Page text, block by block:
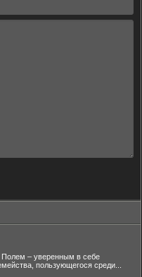
Полем – уверенным в себе
пользующегося среди...